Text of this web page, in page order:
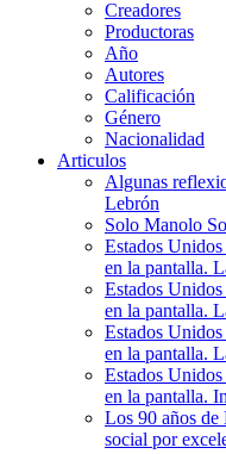
Creadores
Productoras
Año
Autores
Calificación
Género
Nacionalidad
Articulos
Algunas
Lebrón
Solo Manolo
Estados
en la pantalla.
Estados
en la pantalla.
Estados
en la pantalla.
Estados
en la pantalla.
Los 90 años de
social por